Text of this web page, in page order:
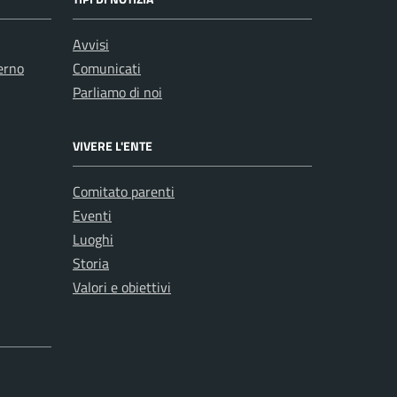
Avvisi
Comunicati
Parliamo di noi
VIVERE L'ENTE
Comitato parenti
Eventi
Luoghi
Storia
Valori e obiettivi